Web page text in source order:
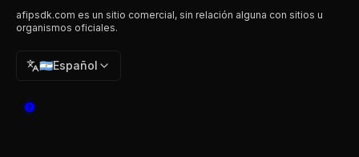
afipsdk.com es un sitio comercial, sin relación alguna con sitios u
organismos oficiales.
🇦🇷Español